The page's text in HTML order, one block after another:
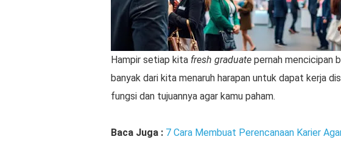
Hampir setiap kita fresh graduate pernah mencicipan
banyak dari kita menaruh harapan untuk dapat kerja
fungsi dan tujuannya agar kamu paham.
Baca Juga : 7 Cara Membuat Perencanaan Karier